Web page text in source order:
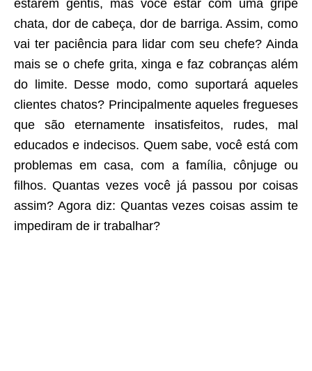
estarem gentis, mas você estar com uma gripe
chata, dor de cabeça, dor de barriga. Assim, como
vai ter paciência para lidar com seu chefe? Ainda
mais se o chefe grita, xinga e faz cobranças além
do limite. Desse modo, como suportará aqueles
clientes chatos? Principalmente aqueles fregueses
que são eternamente insatisfeitos, rudes, mal
educados e indecisos. Quem sabe, você está com
problemas em casa, com a família, cônjuge ou
filhos. Quantas vezes você já passou por coisas
assim? Agora diz: Quantas vezes coisas assim te
impediram de ir trabalhar?